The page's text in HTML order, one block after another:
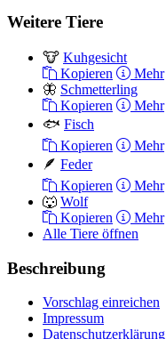
Weitere Tiere
🐮 Kuhgesicht
Kopieren
Mehr
🦋 Schmetterling
Kopieren
Mehr
🐟 Fisch
Kopieren
Mehr
🪶 Feder
Kopieren
Mehr
🐺 Wolf
Kopieren
Mehr
Alle Tiere öffnen
Beschreibung
Vorschlag einreichen
Impressum
Datenschutzerklärung